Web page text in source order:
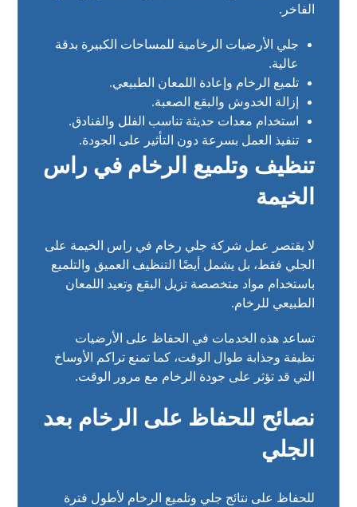
الفاخر.
جلي الأرضيات الرخامية للمساحات الكبيرة بدقة
عالية.
تلميع الرخام وإعادة اللمعان الطبيعي.
إزالة الخدوش والبقع الصعبة.
استخدام معدات حديثة تناسب الفلل والفنادق.
تنفيذ العمل بسرعة دون التأثير على الجودة.
تنظيف وتلميع الرخام في راس
الخيمة
لا يقتصر عمل شركة جلي رخام في راس الخيمة على
الجلي فقط، بل يشمل أيضًا التنظيف العميق والتلميع
باستخدام مواد متخصصة تزيل البقع وتعيد اللمعان
الطبيعي للرخام.
تساعد هذه الخدمات في الحفاظ على الأرضيات
نظيفة وجذابة طوال الوقت، كما تمنع تراكم الأوساخ
التي قد تؤثر على جودة الرخام مع مرور الوقت.
نصائح للحفاظ على الرخام بعد
الجلي
للحفاظ على نتائج جلي وتلميع الرخام لأطول فترة